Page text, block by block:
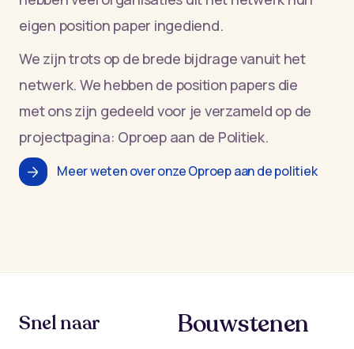
eigen position paper ingediend.
We zijn trots op de brede bijdrage vanuit het
netwerk. We hebben de position papers die
met ons zijn gedeeld voor je verzameld op de
projectpagina: Oproep aan de Politiek.
Meer weten over onze Oproep aan de politiek
Snel naar Bouwstenen